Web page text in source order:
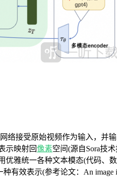
络接受原始视频作为输入，并
示映射回像素空间(源自Sora技
雅统一各种文本模态(代码、
效表示(参考论文：An image